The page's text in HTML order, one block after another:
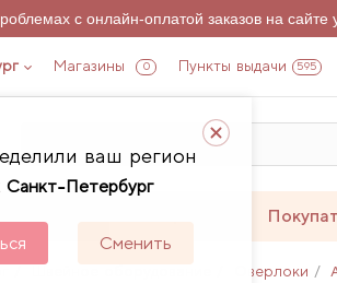
с онлайн-оплатой заказов на
Магазины 0 Пункты выдачи 595
ваш регион
Санкт-Петербург
Сменить
Швейное оборудование Оверлоки